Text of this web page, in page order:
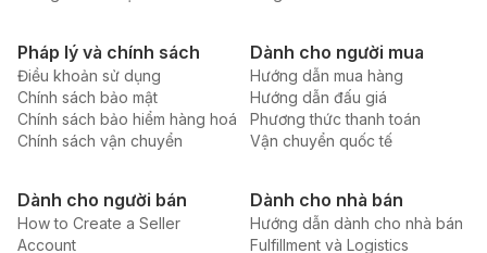
Pháp lý và chính sách
Điều khoản sử dụng
Chính sách bảo mật
Chính sách bảo hiểm hàng hoá
Chính sách vận chuyển
Dành cho người mua
Hướng dẫn mua hàng
Hướng dẫn đấu giá
Phương thức thanh toán
Vận chuyển quốc tế
Dành cho người bán
How to Create a Seller
Account
Dành cho nhà bán
Hướng dẫn dành cho nhà bán
Fulfillment và Logistics